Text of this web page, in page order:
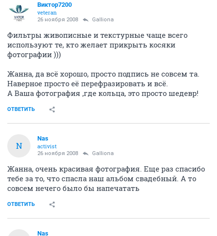
Виктор7200
veteran
26 ноября 2008 Galliona
Фильтры живописные и текстурные чаще всего
используют те, кто желает прикрыть косяки
фотографии )))
Жанна, да всё хорошо, просто подпись не совсем та.
Наверное просто её перефразировать и всё.
А Ваша фотография ,где кольца, это просто шедевр!
ОТВЕТИТЬ
N
Nas
activist
26 ноября 2008 Galliona
Жанна, очень красивая фотография. Еще раз спасибо
тебе за то, что спасла наш альбом свадебный. А то
совсем нечего было бы напечатать
ОТВЕТИТЬ
Nas